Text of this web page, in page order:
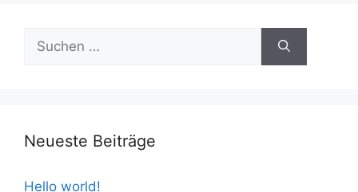
Suchen
nach:
Neueste Beiträge
Hello world!